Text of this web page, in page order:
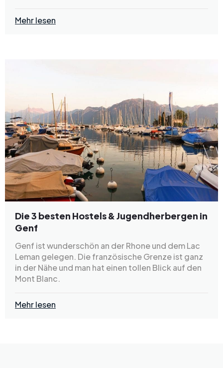
Mehr lesen
Die 3 besten Hostels & Jugendherbergen in
Genf
Genf ist wunderschön an der Rhone und dem Lac
Leman gelegen. Die französische Grenze ist ganz
in der Nähe und man hat einen tollen Blick auf den
Mont Blanc.
Mehr lesen